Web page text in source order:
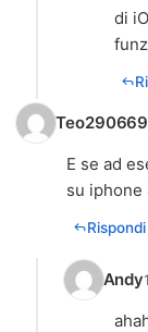
di
Teo290669
E se ad
su iphone
Rispondi
Andy